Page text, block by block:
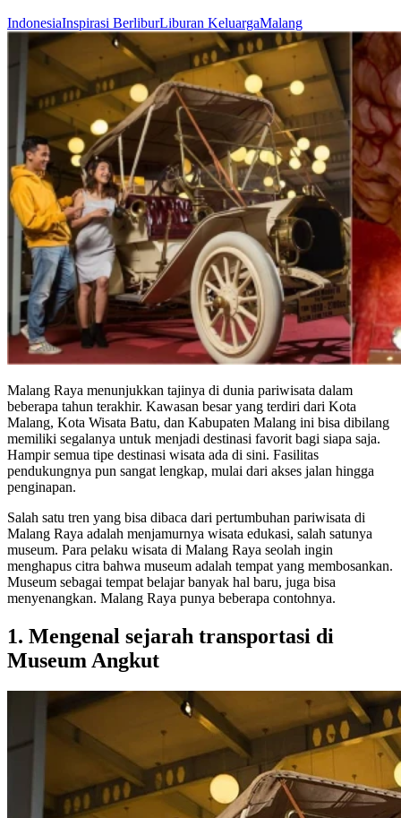
IndonesiaInspirasi BerliburLiburan KeluargaMalang
Malang Raya menunjukkan tajinya di dunia pariwisata dalam
beberapa tahun terakhir. Kawasan besar yang terdiri dari Kota
Malang, Kota Wisata Batu, dan Kabupaten Malang ini bisa dibilang
memiliki segalanya untuk menjadi destinasi favorit bagi siapa saja.
Hampir semua tipe destinasi wisata ada di sini. Fasilitas
pendukungnya pun sangat lengkap, mulai dari akses jalan hingga
penginapan.
Salah satu tren yang bisa dibaca dari pertumbuhan pariwisata di
Malang Raya adalah menjamurnya wisata edukasi, salah satunya
museum. Para pelaku wisata di Malang Raya seolah ingin
menghapus citra bahwa museum adalah tempat yang membosankan.
Museum sebagai tempat belajar banyak hal baru, juga bisa
menyenangkan. Malang Raya punya beberapa contohnya.
1. Mengenal sejarah transportasi di
Museum Angkut